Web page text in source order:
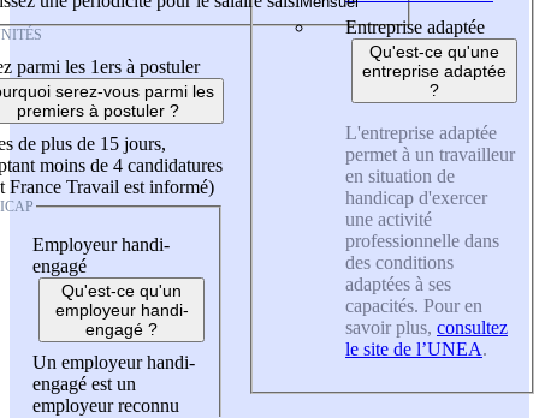
parmi les 1ers à postuler
serez-vous parmi les
premiers à postuler ?
de plus de 15 jours,
moins de 4 candidatures
France Travail est informé)
Employeur handi-
engagé
Qu'est-ce qu'un
employeur handi-
engagé ?
Un employeur handi-
engagé est un
employeur reconnu
Entreprise adaptée
Qu'est-ce qu'une
entreprise adaptée
?
L'entreprise adaptée
permet à un travailleur
en situation de
handicap d'exercer
une activité
professionnelle dans
des conditions
adaptées à ses
capacités. Pour en
savoir plus, consultez
le site de l’UNEA.